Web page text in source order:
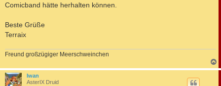
Comicband hätte herhalten können.
Beste Grüße
Terraix
Freund großzügiger Meerschweinchen
a
Iwan
AsterIX Druid